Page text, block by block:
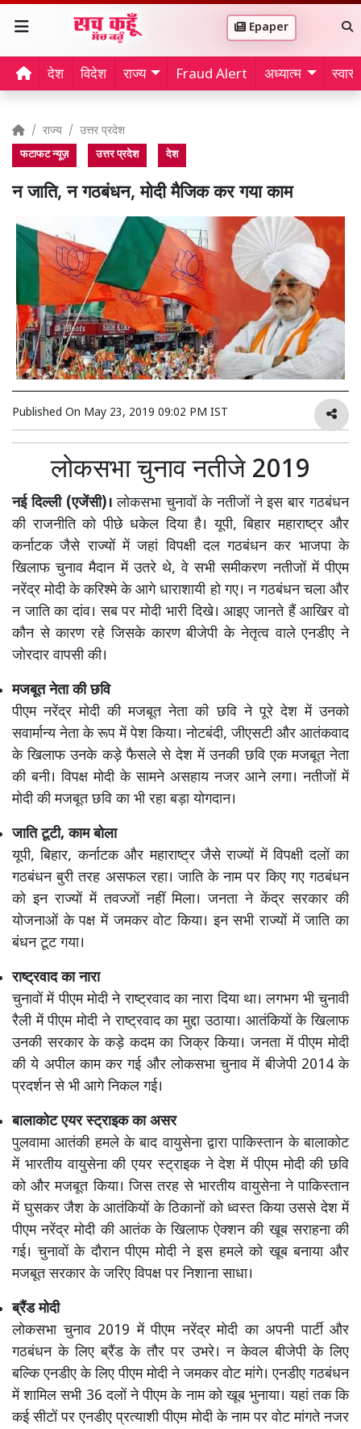
Epaper
देश विदेश राज्य Fraud Alert अध्यात्म
राज्य उत्तर प्रदेश
फटाफट न्यूज़ उत्तर प्रदेश देश
न जाति, न गठबंधन, मोदी मैजिक कर गया काम
Published On May 23, 2019 09:02 PM IST
लोकसभा चुनाव नतीजे 2019
नई दिल्ली (एजेंसी)। लोकसभा चुनावों के नतीजों ने इस बार गठबंधन
की राजनीति को पीछे धकेल दिया है। यूपी, बिहार महाराष्ट्र और
कर्नाटक जैसे राज्यों में जहां विपक्षी दल गठबंधन कर भाजपा के
खिलाफ चुनाव मैदान में उतरे थे, वे सभी समीकरण नतीजों में पीएम
नरेंद्र मोदी के करिश्मे के आगे धाराशायी हो गए। न गठबंधन चला और
न जाति का दांव। सब पर मोदी भारी दिखे। आइए जानते हैं आखिर वो
कौन से कारण रहे जिसके कारण बीजेपी के नेतृत्व वाले एनडीए ने
जोरदार वापसी की।
मजबूत नेता की छवि
पीएम नरेंद्र मोदी की मजबूत नेता की छवि ने पूरे देश में उनको
सवार्मान्य नेता के रूप में पेश किया। नोटबंदी, जीएसटी और आतंकवाद
के खिलाफ उनके कड़े फैसले से देश में उनकी छवि एक मजबूत नेता
की बनी। विपक्ष मोदी के सामने असहाय नजर आने लगा। नतीजों में
मोदी की मजबूत छवि का भी रहा बड़ा योगदान।
जाति टूटी, काम बोला
यूपी, बिहार, कर्नाटक और महाराष्ट्र जैसे राज्यों में विपक्षी दलों का
गठबंधन बुरी तरह असफल रहा। जाति के नाम पर किए गए गठबंधन
को इन राज्यों में तवज्जों नहीं मिला। जनता ने केंद्र सरकार की
योजनाओं के पक्ष में जमकर वोट किया। इन सभी राज्यों में जाति का
बंधन टूट गया।
राष्ट्रवाद का नारा
चुनावों में पीएम मोदी ने राष्ट्रवाद का नारा दिया था। लगभग भी चुनावी
रैली में पीएम मोदी ने राष्ट्रवाद का मुद्दा उठाया। आतंकियों के खिलाफ
उनकी सरकार के कड़े कदम का जिक्र किया। जनता में पीएम मोदी
की ये अपील काम कर गई और लोकसभा चुनाव में बीजेपी 2014 के
प्रदर्शन से भी आगे निकल गई।
बालाकोट एयर स्ट्राइक का असर
पुलवामा आतंकी हमले के बाद वायुसेना द्वारा पाकिस्तान के बालाकोट
में भारतीय वायुसेना की एयर स्ट्राइक ने देश में पीएम मोदी की छवि
को और मजबूत किया। जिस तरह से भारतीय वायुसेना ने पाकिस्तान
में घुसकर जैश के आतंकियों के ठिकानों को ध्वस्त किया उससे देश में
पीएम नरेंद्र मोदी की आतंक के खिलाफ ऐक्शन की खूब सराहना की
गई। चुनावों के दौरान पीएम मोदी ने इस हमले को खूब बनाया और
मजबूत सरकार के जरिए विपक्ष पर निशाना साधा।
ब्रैंड मोदी
लोकसभा चुनाव 2019 में पीएम नरेंद्र मोदी का अपनी पार्टी और
गठबंधन के लिए ब्रैंड के तौर पर उभरे। न केवल बीजेपी के लिए
बल्कि एनडीए के लिए पीएम मोदी ने जमकर वोट मांगे। एनडीए गठबंधन
में शामिल सभी 36 दलों ने पीएम के नाम को खूब भुनाया। यहां तक कि
कई सीटों पर एनडीए प्रत्याशी पीएम मोदी के नाम पर वोट मांगते नजर